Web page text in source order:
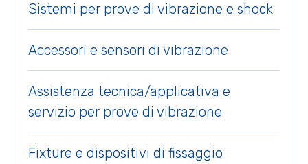
Sistemi per prove di vibrazione e shock
Accessori e sensori di vibrazione
Assistenza tecnica/applicativa e
servizio per prove di vibrazione
Fixture e dispositivi di fissaggio